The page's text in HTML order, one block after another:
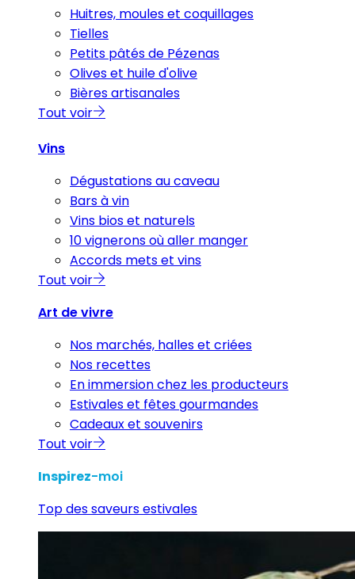
Huitres, moules et coquillages
Tielles
Petits pâtés de Pézenas
Olives et huile d'olive
Bières artisanales
Tout voir
Vins
Dégustations au caveau
Bars à vin
Vins bios et naturels
10 vignerons où aller manger
Accords mets et vins
Tout voir
Art de vivre
Nos marchés, halles et criées
Nos recettes
En immersion chez les producteurs
Estivales et fêtes gourmandes
Cadeaux et souvenirs
Tout voir
Inspirez-moi
Top des saveurs estivales